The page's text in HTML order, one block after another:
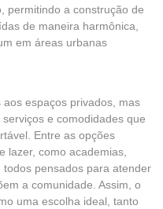
permitindo a construção de
de maneira harmônica,
em áreas urbanas
espaços privados, mas
e comodidades que
Entre as opções
lazer, como academias,
pensados para atender
a comunidade. Assim, o
uma escolha ideal, tanto